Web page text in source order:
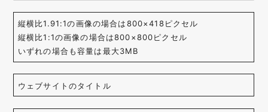
縦横比1.91:1の画像の場合は800×418ピクセル
縦横比1:1の画像の場合は800×800ピクセル
いずれの場合も容量は最大3MB
ウェブサイトのタイトル